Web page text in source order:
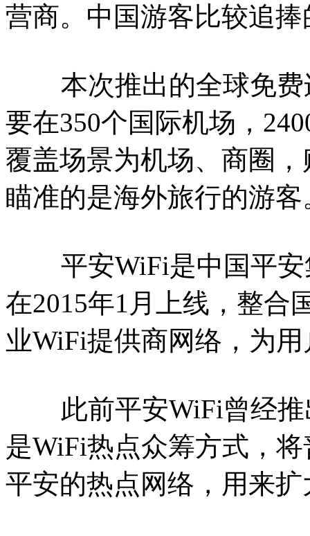
营商。中国游客比较追
本次推出的全球免费
要在350个国际机场，
覆盖场景为机场、商圈
瞄准的是海外旅行的游客
平安WiFi是中国平安
在2015年1月上线，整合
业WiFi提供商网络，为
此前平安WiFi曾经推
是WiFi热点众筹方式，
平安的热点网络，用来